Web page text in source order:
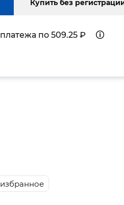
Купить без
по 509.25 ₽